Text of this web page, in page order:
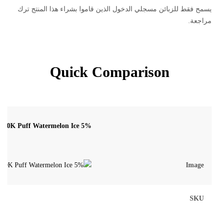
يسمح فقط للزبائن مسجلي الدخول الذين قاموا بشراء هذا المنتج ترك
مراجعة.
Quick Comparison
20K Puff Watermelon Ice 5%
Image
SKU